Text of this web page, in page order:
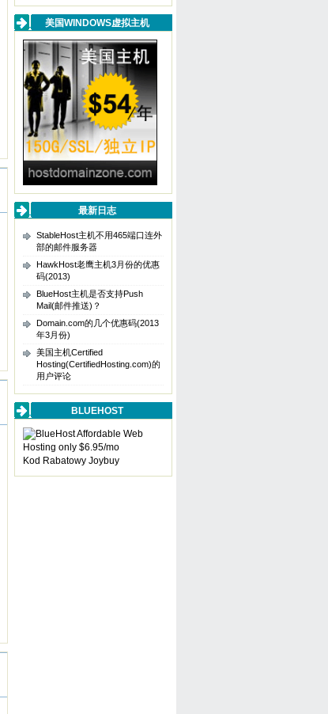
美国WINDOWS虚拟主机
最新日志
StableHost主机不用465端口连外
部的邮件服务器
HawkHost老鹰主机3月份的优惠
码(2013)
BlueHost主机是否支持Push
Mail(邮件推送)？
Domain.com的几个优惠码(2013
年3月份)
美国主机Certified
Hosting(CertifiedHosting.com)的
用户评论
BLUEHOST
Kod Rabatowy Joybuy